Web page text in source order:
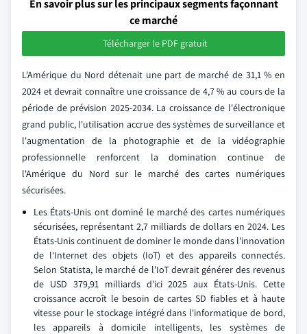
En savoir plus sur les principaux segments façonnant
ce marché
Télécharger le PDF gratuit
L'Amérique du Nord détenait une part de marché de 31,1 % en
2024 et devrait connaître une croissance de 4,7 % au cours de la
période de prévision 2025-2034. La croissance de l'électronique
grand public, l'utilisation accrue des systèmes de surveillance et
l'augmentation de la photographie et de la vidéographie
professionnelle renforcent la domination continue de
l'Amérique du Nord sur le marché des cartes numériques
sécurisées.
Les États-Unis ont dominé le marché des cartes numériques
sécurisées, représentant 2,7 milliards de dollars en 2024. Les
États-Unis continuent de dominer le monde dans l'innovation
de l'Internet des objets (IoT) et des appareils connectés.
Selon Statista, le marché de l'IoT devrait générer des revenus
de USD 379,91 milliards d'ici 2025 aux États-Unis. Cette
croissance accroît le besoin de cartes SD fiables et à haute
vitesse pour le stockage intégré dans l'informatique de bord,
les appareils à domicile intelligents, les systèmes de